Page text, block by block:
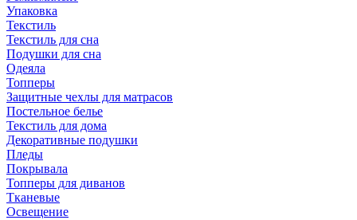
Упаковка
Текстиль
Текстиль для сна
Подушки для сна
Одеяла
Топперы
Защитные чехлы для матрасов
Постельное белье
Текстиль для дома
Декоративные подушки
Пледы
Покрывала
Топперы для диванов
Тканевые
Освещение